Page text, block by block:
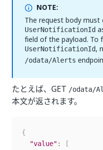
NOTE:
The request body must
UserNotificationId
field of the payload. To
UserNotificationId,
/odata/Alerts
たとえば、GET /odata/
本文が返されます。
{
"value" :
[